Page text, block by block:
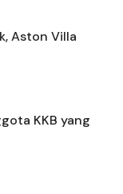
Aston Villa
KKB yang